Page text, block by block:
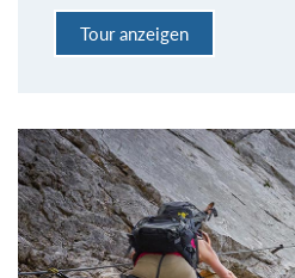
Tour anzeigen